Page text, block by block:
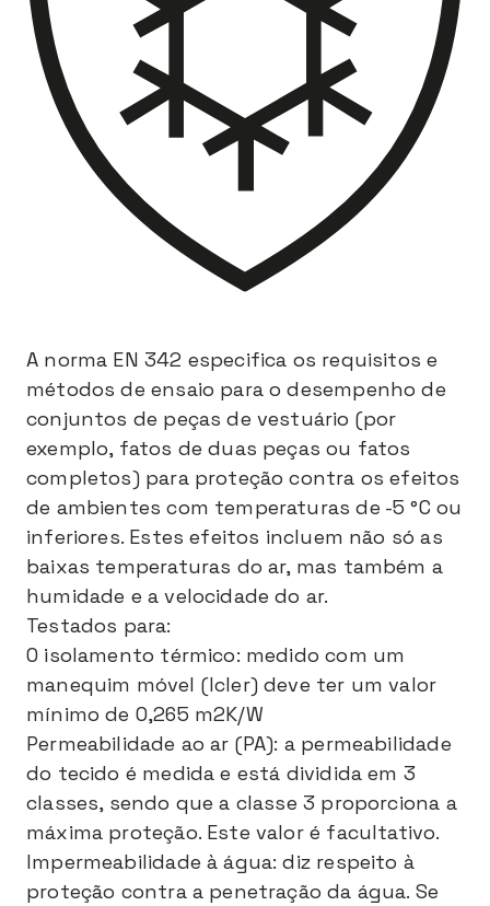
A norma EN 342 especifica os requisitos e
métodos de ensaio para o desempenho de
conjuntos de peças de vestuário (por
exemplo, fatos de duas peças ou fatos
completos) para proteção contra os efeitos
de ambientes com temperaturas de -5 °C ou
inferiores. Estes efeitos incluem não só as
baixas temperaturas do ar, mas também a
humidade e a velocidade do ar.
Testados para:
O isolamento térmico: medido com um
manequim móvel (Icler) deve ter um valor
mínimo de 0,265 m2K/W
Permeabilidade ao ar (PA): a permeabilidade
do tecido é medida e está dividida em 3
classes, sendo que a classe 3 proporciona a
máxima proteção. Este valor é facultativo.
Impermeabilidade à água: diz respeito à
proteção contra a penetração da água. Se